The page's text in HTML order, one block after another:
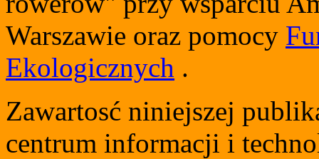
Warszawie oraz pomocy
Ekologicznych .
Zawartosć niniejszej
centrum informacji i